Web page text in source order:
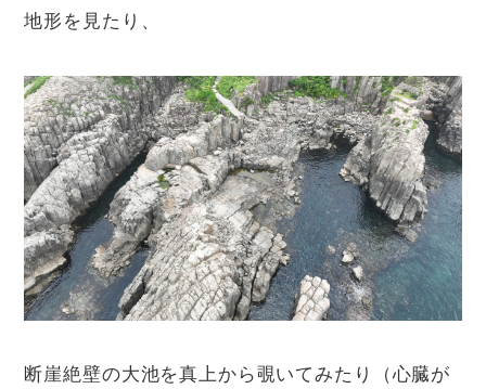
地形を見たり、
断崖絶壁の大池を真上から覗いてみたり（心臓が